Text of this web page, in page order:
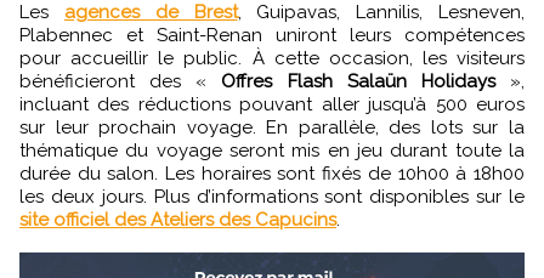
Les agences de Brest, Guipavas, Lannilis, Lesneven,
Plabennec et Saint-Renan uniront leurs compétences
pour accueillir le public. À cette occasion, les visiteurs
bénéficieront des « Offres Flash Salaün Holidays»,
incluant des réductions pouvant aller jusqu’à 500 euros
sur leur prochain voyage. En parallèle, des lots sur la
thématique du voyage seront mis en jeu durant toute la
durée du salon. Les horaires sont fixés de 10h00 à 18h00
les deux jours. Plus d’informations sont disponibles sur le
site officiel des Ateliers des Capucins.